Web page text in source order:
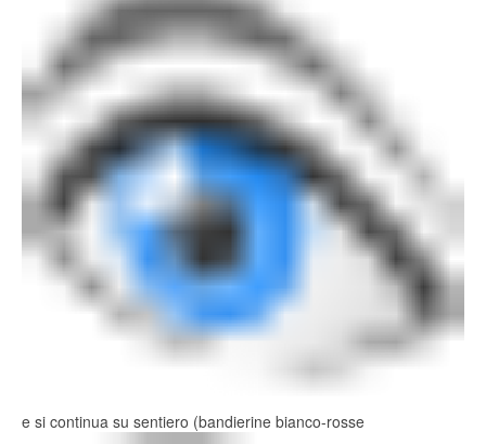
e si continua su sentiero (bandierine bianco-rosse